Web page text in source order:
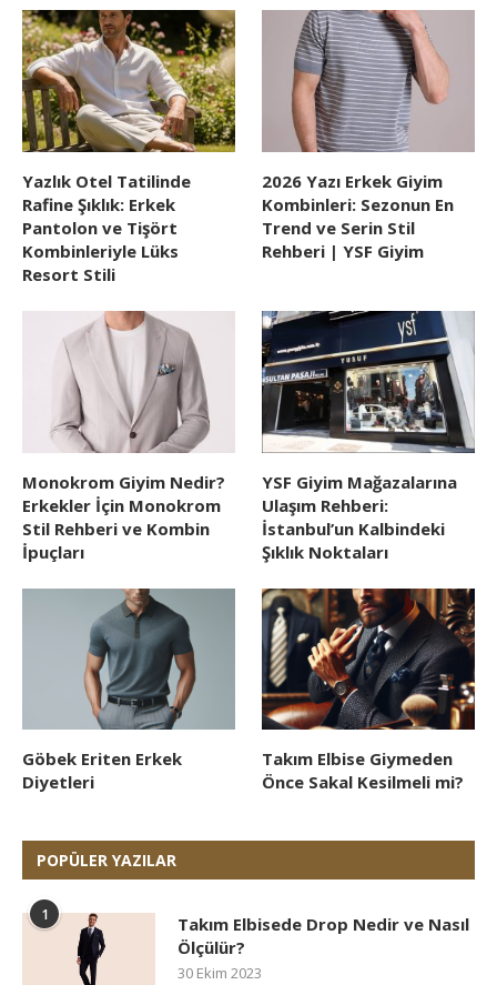
Yazlık Otel Tatilinde
Rafine Şıklık: Erkek
Pantolon ve Tişört
Kombinleriyle Lüks
Resort Stili
2026 Yazı Erkek Giyim
Kombinleri: Sezonun En
Trend ve Serin Stil
Rehberi | YSF Giyim
Monokrom Giyim Nedir?
Erkekler İçin Monokrom
Stil Rehberi ve Kombin
İpuçları
YSF Giyim Mağazalarına
Ulaşım Rehberi:
İstanbul’un Kalbindeki
Şıklık Noktaları
Göbek Eriten Erkek
Diyetleri
Takım Elbise Giymeden
Önce Sakal Kesilmeli mi?
POPÜLER YAZILAR
1
Takım Elbisede Drop Nedir ve Nasıl
Ölçülür?
30 Ekim 2023